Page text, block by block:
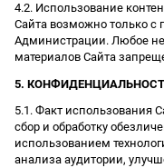
4.2. Использование
Сайта возможно только с
Администрации. Любое
материалов Сайта
5.
5.1. Факт использования
сбор и обработку
использованием
анализа аудитории,